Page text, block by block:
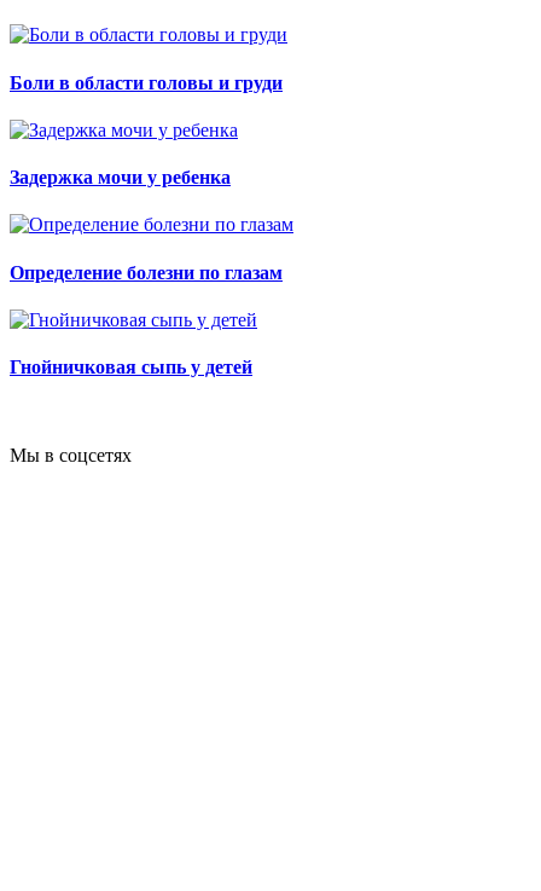
Боли в области головы и груди
Задержка мочи у ребенка
Определение болезни по глазам
Гнойничковая сыпь у детей
Мы в соцсетях